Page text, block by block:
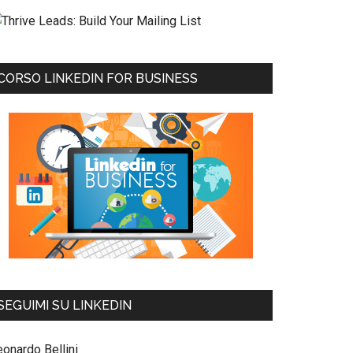
LINKEDIN FOR BUSINESS
SU LINKEDIN
Bellini